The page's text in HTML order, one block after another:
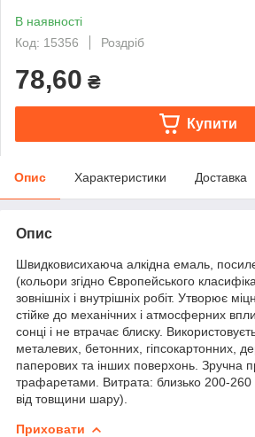
В наявності
Код: 15356
Роздріб
78,60 ₴
Купити
Опис Характеристики Доставка
Опис
Швидковисихаюча алкідна емаль,
(кольори згідно Європейського
зовнішніх і внутрішніх робіт. Утворює
стійке до механічних і атмосферних
сонці і не втрачає блиску.
металевих, бетонних, гіпсокартонних,
паперових та інших поверхонь. Зручна
трафаретами. Витрата: близько 200-
від товщини шару).
Приховати